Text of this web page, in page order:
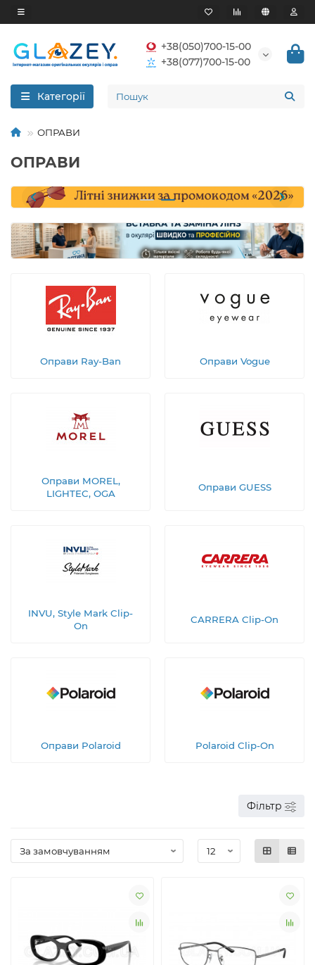
+38(050)700-15-00
+38(077)700-15-00
Категорії
ОПРАВИ
ОПРАВИ
Оправи Ray-Ban Оправи Vogue
Оправи MOREL,
LIGHTEC, OGA
Оправи GUESS
INVU, Style Mark Clip-
On
CARRERA Clip-On
Оправи Polaroid Polaroid Clip-On
Фільтр